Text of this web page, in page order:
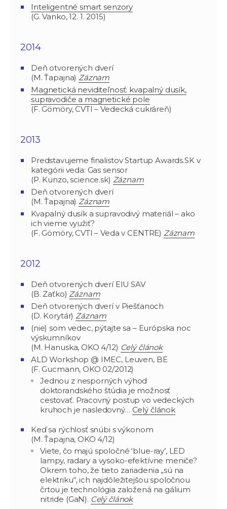
Inteligentné smart senzory
(G. Vanko, 12. 1. 2015)
2014
Deň otvorených dverí
(M. Ťapajna) Záznam
Magnetická neviditeľnosť: kvapalný dusík,
supravodiče a magnetické pole
(F. Gömöry, CVTI – Vedecká cukráreň)
2013
Predstavujeme finalistov Startup Awards.SK v
kategórii veda: Gas sensor
(P. Kunzo, science.sk) Záznam
Deň otvorených dverí
(M. Ťapajna) Záznam
Kvapalný dusík a supravodivý materiál – ako
ich vieme využiť?
(F. Gömöry, CVTI – Veda v CENTRE) Záznam
2012
Deň otvorených dverí ElU SAV
(B. Zaťko) Záznam
Deň otvorených dverí v Piešťanoch
(D. Korytár) Záznam
(nie) som vedec, pýtajte sa – Európska noc
výskumníkov
(M. Hanuska, OKO 4/12) Celý článok
ALD Workshop @ IMEC, Leuven, BE
(F. Gucmann, OKO 02/2012)
Jednou z nesporných výhod
doktorandského štúdia je možnosť
cestovať. Pracovný postup vo vedeckých
kruhoch je nasledovný… Celý článok
Keď sa rýchlosť snúbi s výkonom
(M. Ťapajna, OKO 4/12)
Viete, čo majú spoločné ‘blue-ray’, LED
lampy, radary a vysoko-efektívne meniče?
Okrem toho, že tieto zariadenia „sú na
elektriku“, ich najdôležitejšou spoločnou
črtou je technológia založená na gálium
nitride (GaN). Celý článok